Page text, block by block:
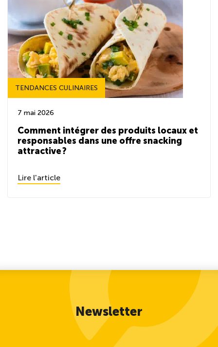
TENDANCES CULINAIRES
7 mai 2026
Comment intégrer des produits locaux et
responsables dans une offre snacking
attractive ?
Lire l'article
Newsletter